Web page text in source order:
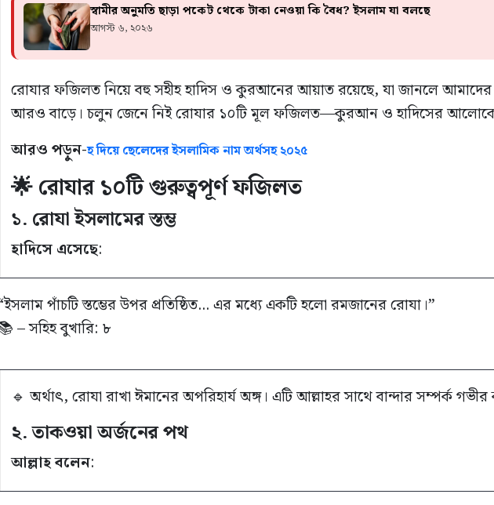
স্বামীর অনুমতি ছাড়া পকেট থেকে টাকা নেওয়া কি বৈধ? ইসলাম যা বলছে
আগস্ট ৬, ২০২৬
রোযার ফজিলত নিয়ে বহু সহীহ হাদিস ও কুরআনের আয়াত রয়েছে, যা জানলে আমাদের
আরও বাড়ে। চলুন জেনে নিই রোযার ১০টি মূল ফজিলত—কুরআন ও হাদিসের
আরও পড়ুন-হ দিয়ে ছেলেদের ইসলামিক নাম অর্থসহ ২০২৫
🌟 রোযার ১০টি গুরুত্বপূর্ণ ফজিলত
১. রোযা ইসলামের স্তম্ভ
হাদিসে এসেছে:
পাঁচটি স্তম্ভের উপর প্রতিষ্ঠিত… এর মধ্যে একটি হলো রমজানের রোযা।”
– সহিহ বুখারি: ৮
🔹 অর্থাৎ, রোযা রাখা ঈমানের অপরিহার্য অঙ্গ। এটি আল্লাহর সাথে বান্দার সম্পর্ক
২. তাকওয়া অর্জনের পথ
আল্লাহ বলেন: